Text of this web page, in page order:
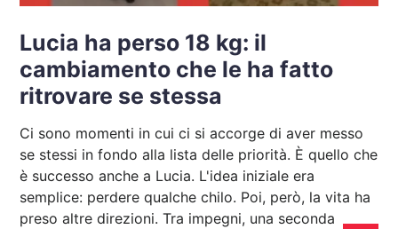
Lucia ha perso 18 kg: il
cambiamento che le ha fatto
ritrovare se stessa
Ci sono momenti in cui ci si accorge di aver messo
se stessi in fondo alla lista delle priorità. È quello che
è successo anche a Lucia. L'idea iniziale era
semplice: perdere qualche chilo. Poi, però, la vita ha
preso altre direzioni. Tra impegni, una seconda